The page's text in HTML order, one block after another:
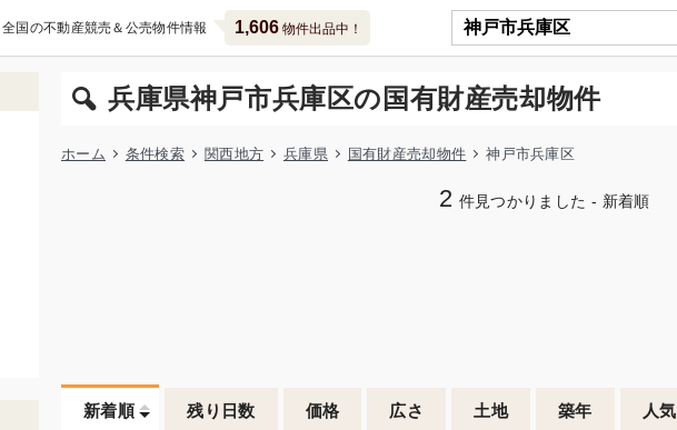
全国の不動産競売＆公売物件情報 1,606物件出品中！
兵庫県神戸市兵庫区の国有財産売却物件
ホーム 条件検索 関西地方 兵庫県 国有財産売却物件 神戸市兵庫区
2 件見つかりました - 新着順
新着順 残り日数 価格 広さ 土地 築年 人気